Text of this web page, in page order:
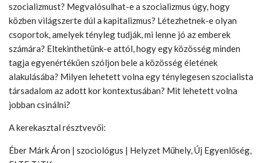
szocializmust? Megvalósulhat-e a szocializmus úgy, hogy
közben világszerte dúl a kapitalizmus? Létezhetnek-e olyan
csoportok, amelyek tényleg tudják, mi lenne jó az emberek
számára? Eltekinthetünk-e attól, hogy egy közösség minden
tagja egyenértékűen szóljon bele a közösség életének
alakulásába? Milyen lehetett volna egy ténylegesen szocialista
társadalom az adott kor kontextusában? Mit lehetett volna
jobban csinálni?
A kerekasztal résztvevői:
Éber Márk Áron | szociológus | Helyzet Műhely, Új Egyenlőség,